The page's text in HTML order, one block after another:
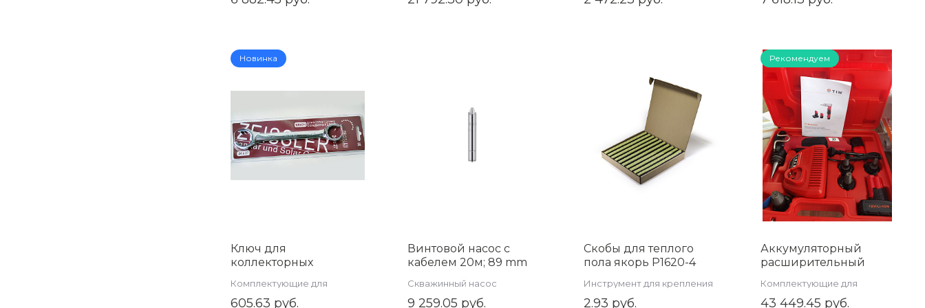
Новинка
Ключ для
коллекторных
022427
Комплектующие для
коллекторной группы
605.63 руб.
Винтовой насос с
кабелем 20м; 89 mm
AM-QGD3.5/1.8-50-0.55
Скважинный насос
9 259.05 руб.
Скобы для теплого
пола якорь P1620-4
Инструмент для крепления
труб напольного отопления
2.93 руб.
Рекомендуем
Аккумуляторный
расширительный
головками для
системы Q&E TIM FT-
Комплектующие для
коллекторной группы
43 449.45 руб.